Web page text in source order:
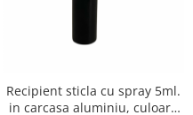
Recipient sticla cu spray 5ml.
in carcasa aluminiu, culoare